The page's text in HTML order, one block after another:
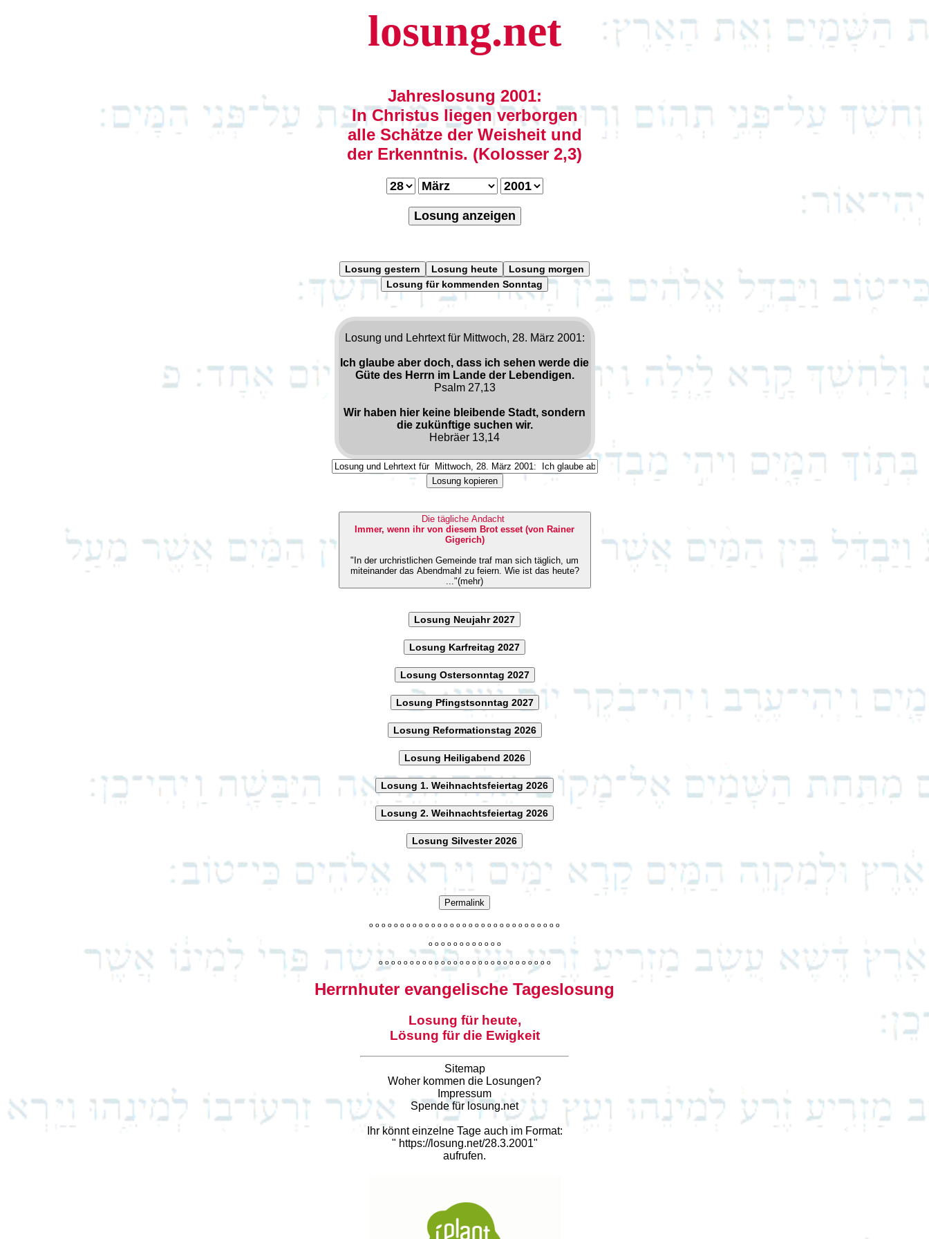
losung.net
Jahreslosung 2001:
In Christus liegen verborgen
alle Schätze der Weisheit und
der Erkenntnis. (Kolosser 2,3)
Losung anzeigen
Losung gestern Losung heute
Losung morgen
Losung für kommenden Sonntag
Losung und Lehrtext für Mittwoch, 28. März 2001:
Ich glaube aber doch, dass ich sehen werde die
Güte des Herrn im Lande der Lebendigen.
Psalm 27,13
Wir haben hier keine bleibende Stadt, sondern
die zukünftige suchen wir.
Hebräer 13,14
Losung kopieren
Die tägliche Andacht
Immer, wenn ihr von diesem Brot esset (von Rainer
Gigerich)
"In der urchristlichen Gemeinde traf man sich täglich, um
miteinander das Abendmahl zu feiern. Wie ist das heute?
..."(mehr)
Losung Neujahr 2027
Losung Karfreitag 2027
Losung Ostersonntag 2027
Losung Pfingstsonntag 2027
Losung Reformationstag 2026
Losung Heiligabend 2026
Losung 1. Weihnachtsfeiertag 2026
Losung 2. Weihnachtsfeiertag 2026
Losung Silvester 2026
Permalink
o o o o o o o o o o o o o o o o o o o o o o o o o o o o o o o
o o o o o o o o o o o o
o o o o o o o o o o o o o o o o o o o o o o o o o o o o
Herrnhuter evangelische Tageslosung
Losung für heute,
Lösung für die Ewigkeit
Sitemap
Woher kommen die Losungen?
Impressum
Spende für losung.net
Ihr könnt einzelne Tage auch im Format:
" https://losung.net/28.3.2001"
aufrufen.